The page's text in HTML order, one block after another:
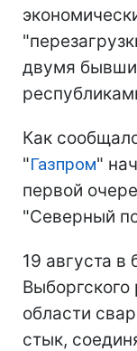
двумя
Как
"Газпром"
первой
"Северный
19 августа в
области
стык,